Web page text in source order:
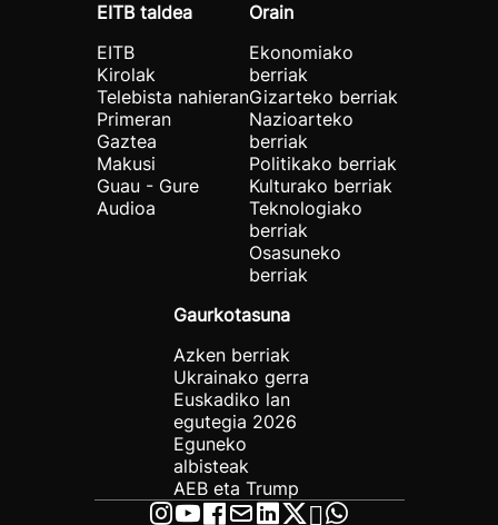
EITB taldea
EITB
Kirolak
Telebista nahieran
Primeran
Gaztea
Makusi
Guau - Gure
Audioa
Orain
Ekonomiako
berriak
Gizarteko berriak
Nazioarteko
berriak
Politikako berriak
Kulturako berriak
Teknologiako
berriak
Osasuneko
berriak
Gaurkotasuna
Azken berriak
Ukrainako gerra
Euskadiko lan
egutegia 2026
Eguneko
albisteak
AEB eta Trump